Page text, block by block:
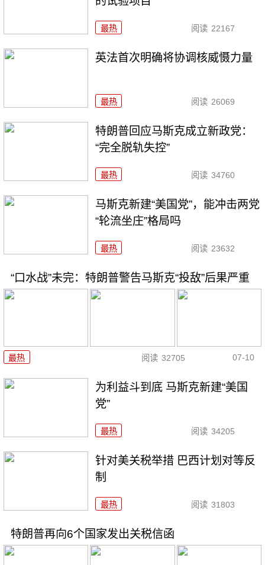
最热 阅读 22167
英法首次明确将协调核威慑力量
最热 阅读 26069
特朗普回应马斯克成立新政党：
“完全脱轨失控”
最热 阅读 34760
马斯克新建“美国党”，能冲击两党
“轮流坐庄”格局吗
最热 阅读 23632
“口水战”未完：特朗普警告马斯克“投敌”后果严重
最热 阅读 32705 07-10
为利益斗到底 马斯克新建“美国
党”
最热 阅读 34205
针对美关税举措 巴西计划对等反
制
最热 阅读 31803
特朗普再向6个国家发出关税信函